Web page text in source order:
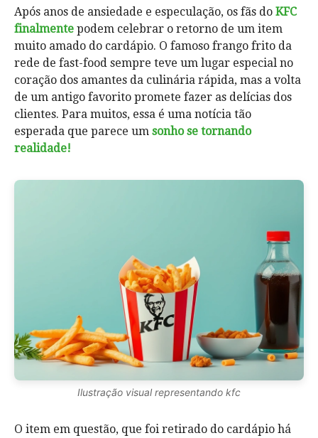
Após anos de ansiedade e especulação, os fãs do KFC
finalmente podem celebrar o retorno de um item
muito amado do cardápio. O famoso frango frito da
rede de fast-food sempre teve um lugar especial no
coração dos amantes da culinária rápida, mas a volta
de um antigo favorito promete fazer as delícias dos
clientes. Para muitos, essa é uma notícia tão
esperada que parece um sonho se tornando
realidade!
Ilustração visual representando kfc
O item em questão, que foi retirado do cardápio há